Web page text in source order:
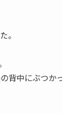
。
背中にぶつか